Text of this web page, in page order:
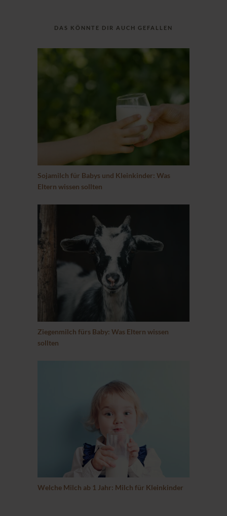
DAS KÖNNTE DIR AUCH GEFALLEN
Sojamilch für Babys und Kleinkinder: Was
Eltern wissen sollten
Ziegenmilch fürs Baby: Was Eltern wissen
sollten
Welche Milch ab 1 Jahr: Milch für Kleinkinder